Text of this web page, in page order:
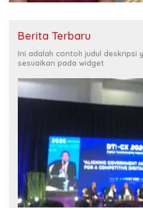
Berita Terbaru
Ini adalah contoh judul deskripsi
sesuaikan pada widget